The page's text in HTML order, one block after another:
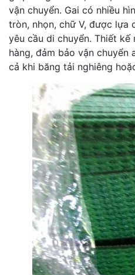
vận chuyển. Gai có nhiều
tròn, nhọn, chữ V, được lựa
yêu cầu di chuyển. Thiết
hàng, đảm bảo vận chuyển
cả khi băng tải nghiêng